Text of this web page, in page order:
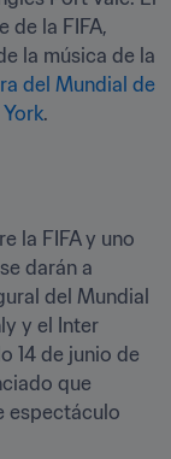
de la FIFA,
la música de la
del Mundial de
.
la FIFA y uno
darán a
del Mundial
y el Inter
14 de junio de
que
espectáculo